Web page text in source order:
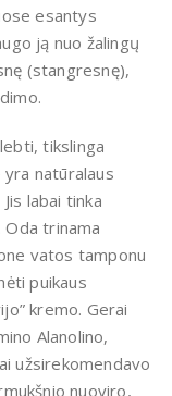
esantys
ją nuo žalingų
(stangresnę),
tikslinga
yra natūralaus
labai tinka
trinama
vatos tamponu
puikaus
kremo. Gerai
Alanolino,
užsirekomendavo
nuoviro,